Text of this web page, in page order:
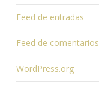
Feed de entradas
Feed de comentarios
WordPress.org